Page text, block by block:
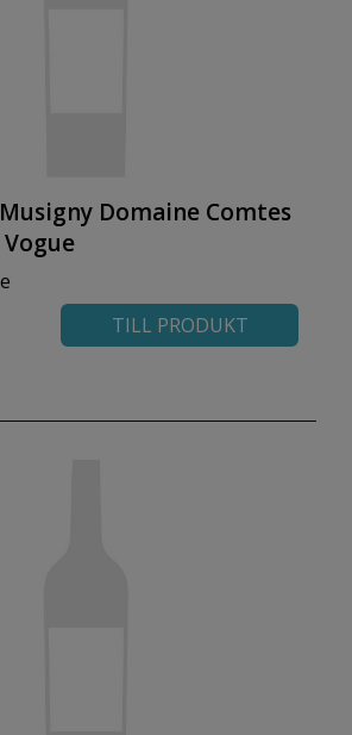
Domaine Comtes
TILL PRODUKT